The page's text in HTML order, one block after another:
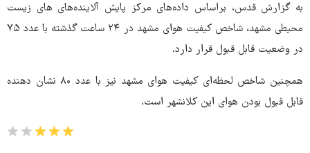
به گزارش قدس، براساس داده‌های مرکز پایش آلاینده‌های های زیست
محیطی مشهد، شاخص کیفیت هوای مشهد در ۲۴ ساعت گذشته با عدد ۷۵
در وضعیت قابل قبول قرار دارد.
همچنین شاخص لحظه‌ای کیفیت هوای مشهد نیز با عدد ۸۰ نشان دهنده
قابل قبول بودن هوای این کلانشهر است.